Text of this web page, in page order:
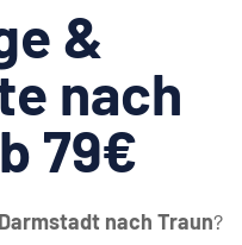
&
nach
79€
nach Traun?